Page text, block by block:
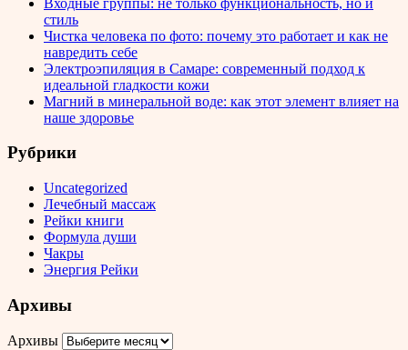
стиль
Чистка человека по фото: почему это работает и как не
навредить себе
Электроэпиляция в Самаре: современный подход к
идеальной гладкости кожи
Магний в минеральной воде: как этот элемент влияет на
наше здоровье
Рубрики
Uncategorized
Лечебный массаж
Рейки книги
Формула души
Чакры
Энергия Рейки
Архивы
Архивы